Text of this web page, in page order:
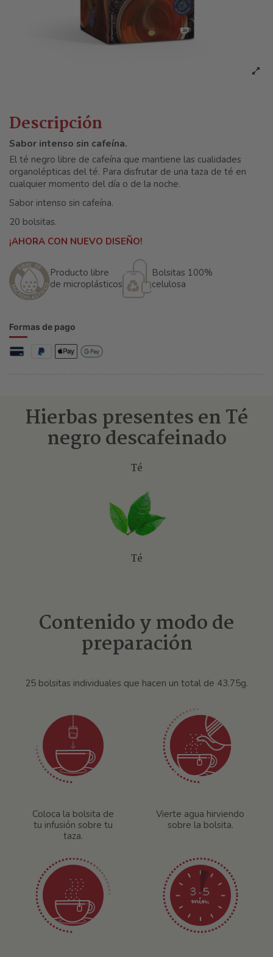
Descripción
Sabor intenso sin cafeína.
El té negro libre de cafeína que mantiene las cualidades
organolépticas del té. Para disfrutar de una taza de té en
cualquier momento del día o de la noche.
Sabor intenso sin cafeína.
20 bolsitas.
¡AHORA CON NUEVO DISEÑO!
Producto libre
de microplásticos
Bolsitas 100%
celulosa
Formas de pago
Hierbas presentes en Té
negro descafeinado
Té
Té
Contenido y modo de
preparación
25 bolsitas individuales que hacen un total de 43.75g.
Coloca la bolsita de
tu infusión sobre tu
taza.
Vierte agua hirviendo
sobre la bolsita.